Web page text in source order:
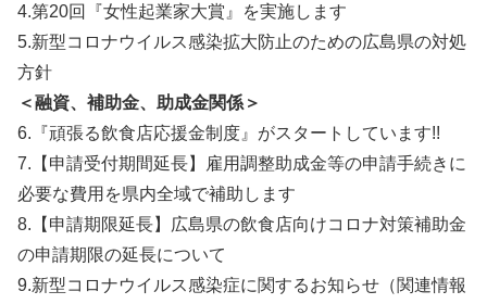
4.第20回『女性起業家大賞』を実施します
5.新型コロナウイルス感染拡大防止のための広島県の対処
方針
＜融資、補助金、助成金関係＞
6.『頑張る飲食店応援金制度』がスタートしています!!
7.【申請受付期間延長】雇用調整助成金等の申請手続きに
必要な費用を県内全域で補助します
8.【申請期限延長】広島県の飲食店向けコロナ対策補助金
の申請期限の延長について
9.新型コロナウイルス感染症に関するお知らせ（関連情報